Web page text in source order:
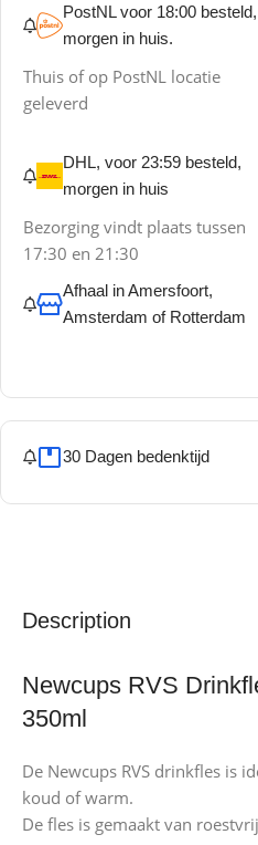
PostNL voor 18:00 besteld,
morgen in huis.
Thuis of op PostNL locatie
geleverd
DHL, voor 23:59 besteld,
morgen in huis
Bezorging vindt plaats tussen
17:30 en 21:30
Afhaal in Amersfoort,
Amsterdam of Rotterdam
30 Dagen bedenktijd
Description
Newcups RVS
350ml
De Newcups RVS drinkfles is
koud of warm.
De fles is gemaakt van